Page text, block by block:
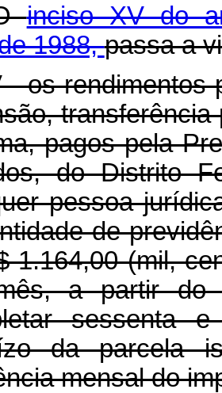
inciso XV do
1988,passa a
- os rendimentos
pagos pela
do Distrito
pessoa
de
1.164,00 (mil,
a partir do
sessenta
da parcela
mensal do